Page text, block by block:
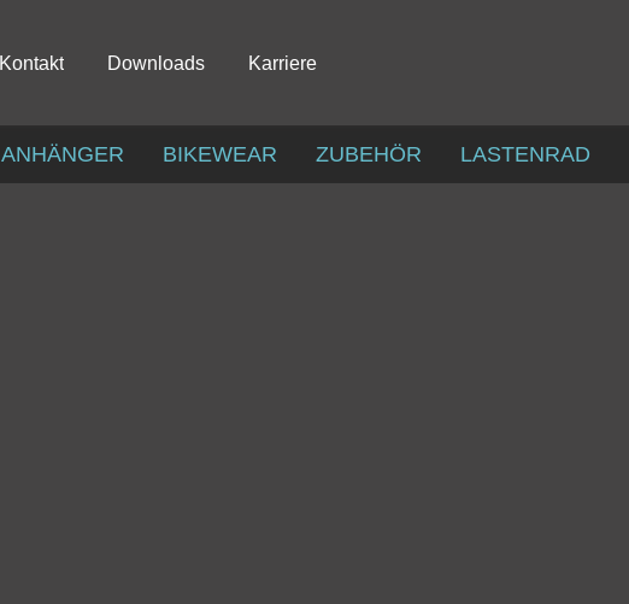
Kontakt Downloads Karriere
ANHÄNGER BIKEWEAR ZUBEHÖR LASTENRAD